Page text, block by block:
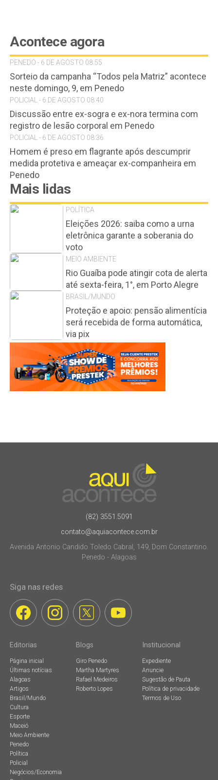
Acontece agora
PENEDO - 6 DE AGOSTO 08:55
Sorteio da campanha “Todos pela Matriz” acontece
neste domingo, 9, em Penedo
POLICIAL - 6 DE AGOSTO 08:40
Discussão entre ex-sogra e ex-nora termina com
registro de lesão corporal em Penedo
POLICIAL - 6 DE AGOSTO 08:36
Homem é preso em flagrante após descumprir
medida protetiva e ameaçar ex-companheira em
Penedo
Mais lidas
POLÍTICA
Eleições 2026: saiba como a urna
eletrônica garante a soberania do
voto
MEIO AMBIENTE
Rio Guaíba pode atingir cota de alerta
até sexta-feira, 1°, em Porto Alegre
BRASIL/MUNDO
Proteção e apoio: pensão alimentícia
será recebida de forma automática,
via pix
(82) 3551.5091
contato@aquiacontece.com.br
Avenida Antonio Candido Toledo Cabral, 149, Dom Constantino.
Penedo - Alagoas
Siga nas redes
Editorias
Página inicial
Últimas notícias
Alagoas
Artigos
Brasil/Mundo
Cultura
Esporte
Maceió
Meio Ambiente
Penedo
Política
Policial
Negócios/Economia
Blogs
Giro Penedo
Martha Martyres
Rafael Medeiros
Roberto Lopes
Institucional
Expediente
Anuncie
Sugestão de Pauta
Política de privacidade
Termos de Uso